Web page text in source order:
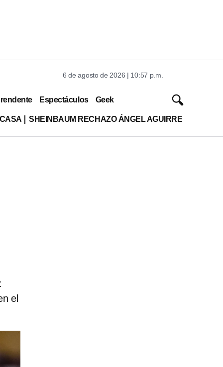
6 de agosto de 2026 | 10:57 p.m.
Espectáculos Geek
SHEINBAUM RECHAZO ÁNGEL AGUIRRE
el